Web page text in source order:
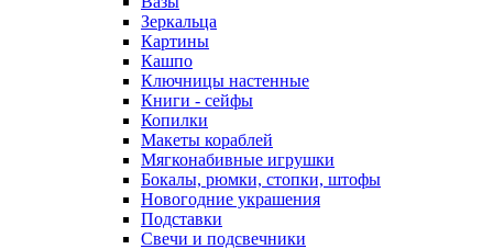
Зеркальца
Картины
Кашпо
Ключницы настенные
Книги - сейфы
Копилки
Макеты кораблей
Мягконабивные игрушки
Бокалы, рюмки, стопки, штофы
Новогодние украшения
Подставки
Свечи и подсвечники